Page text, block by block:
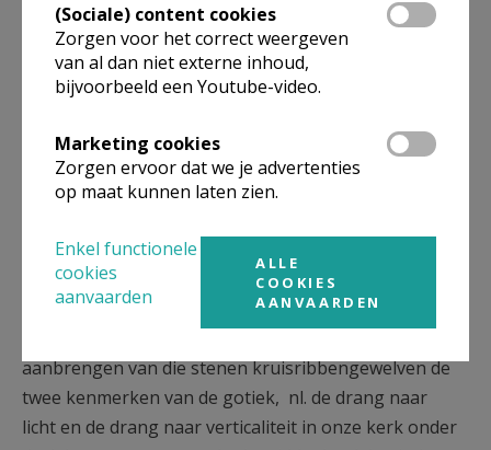
Onze-Lieve-Vrouw Hemelvaartkerk van Eksaarde. Het
alliantieschild van de familie Lanchals.
aanbrengen van die stenen kruisribbengewelven de
twee kenmerken van de gotiek, nl. de drang naar
licht en de drang naar verticaliteit in onze kerk onder
(Sociale) content cookies
Zorgen voor het correct weergeven
van al dan niet externe inhoud,
bijvoorbeeld een Youtube-video.
Marketing cookies
Zorgen ervoor dat we je advertenties
op maat kunnen laten zien.
Enkel functionele
cookies
aanvaarden
ALLE
COOKIES
AANVAARDEN